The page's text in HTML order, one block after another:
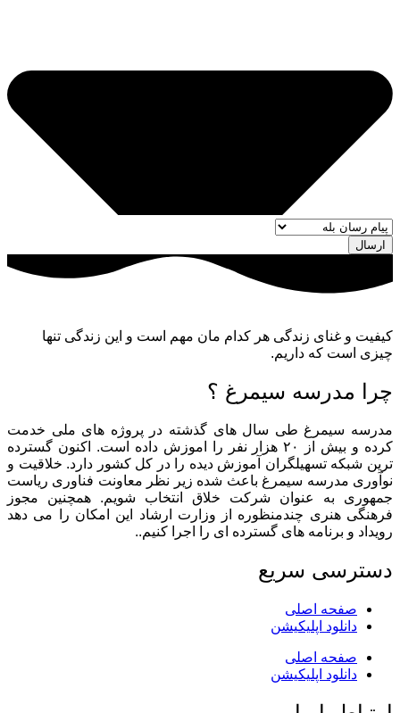
ارسال
کیفیت و غنای زندگی هر کدام مان مهم است و این زندگی تنها
چیزی است که داریم.
چرا مدرسه سیمرغ ؟
مدرسه سیمرغ طی سال های گذشته در پروژه های ملی خدمت
کرده و بیش از ۲۰ هزار نفر را اموزش داده است. اکنون گسترده
ترین شبکه تسهیلگران آموزش دیده را در کل کشور دارد. خلاقیت و
نوآوری مدرسه سیمرغ باعث شده زیر نظر معاونت فناوری ریاست
جمهوری به عنوان شرکت خلاق انتخاب شویم. همچنین مجوز
فرهنگی هنری چندمنظوره از وزارت ارشاد این امکان را می دهد
رویداد و برنامه های گسترده ای را اجرا کنیم..
دسترسی سریع
صفحه اصلی
دانلود اپلیکیشن
صفحه اصلی
دانلود اپلیکیشن